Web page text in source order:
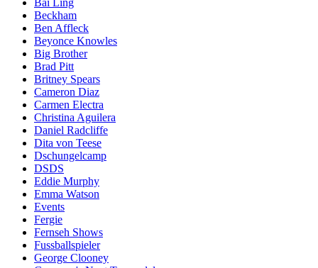
Bai Ling
Beckham
Ben Affleck
Beyonce Knowles
Big Brother
Brad Pitt
Britney Spears
Cameron Diaz
Carmen Electra
Christina Aguilera
Daniel Radcliffe
Dita von Teese
Dschungelcamp
DSDS
Eddie Murphy
Emma Watson
Events
Fergie
Fernseh Shows
Fussballspieler
George Clooney